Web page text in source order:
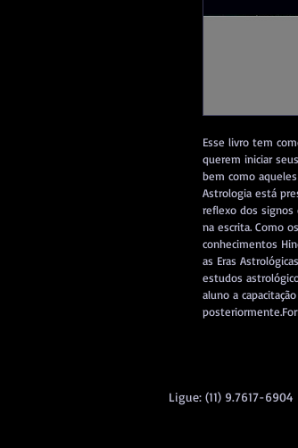
Esse livro tem
querem iniciar
bem como
Astrologia está
reflexo dos signos
na escrita. Como
conhecimentos
as Eras
estudos
aluno a
Ligue: (11) 9.7617-6904